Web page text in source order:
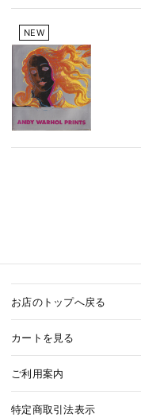
NEW
お店のトップへ戻る
カートを見る
ご利用案内
特定商取引法表示